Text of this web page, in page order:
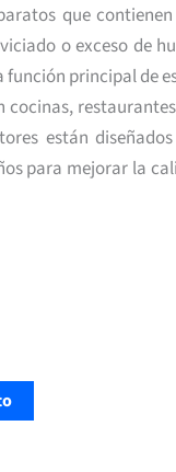
que
o exceso de
función principal de
cocinas,
están
para mejorar la